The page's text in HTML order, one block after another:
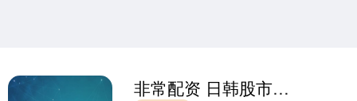
非常配资 日韩股市低开 日经225指数开盘下跌0.3%